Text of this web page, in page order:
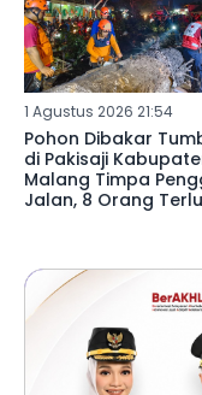
1 Agustus 2026 21:54
Pohon Dibakar
di Pakisaji
Malang Timpa
Jalan, 8 Orang